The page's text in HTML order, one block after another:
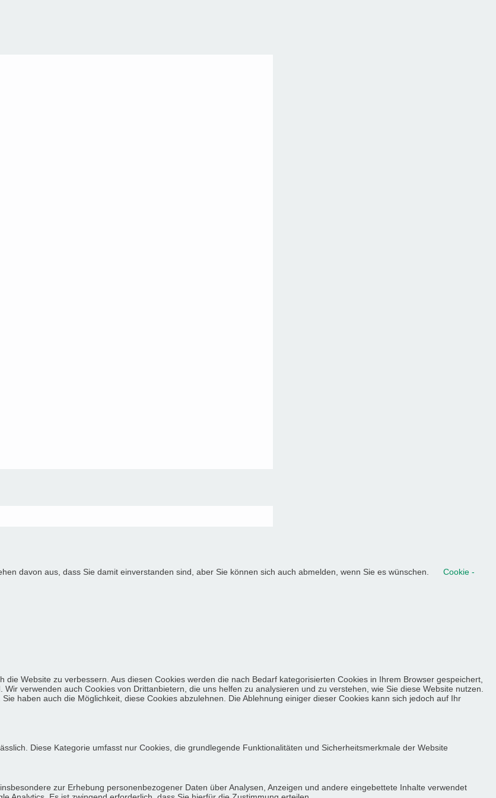
davon aus, dass Sie damit einverstanden sind, aber Sie können sich auch abmelden, wenn Sie es wünschen.
Cookie -
Website zu verbessern. Aus diesen Cookies werden die nach Bedarf kategorisierten Cookies in Ihrem Browser gespeichert,
verwenden auch Cookies von Drittanbietern, die uns helfen zu analysieren und zu verstehen, wie Sie diese Website nutzen.
haben auch die Möglichkeit, diese Cookies abzulehnen. Die Ablehnung einiger dieser Cookies kann sich jedoch auf Ihr
Diese Kategorie umfasst nur Cookies, die grundlegende Funktionalitäten und Sicherheitsmerkmale der Website
zur Erhebung personenbezogener Daten über Analysen, Anzeigen und andere eingebettete Inhalte verwendet